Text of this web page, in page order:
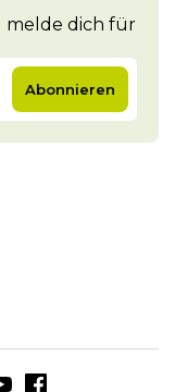
melde dich für
Abonnieren